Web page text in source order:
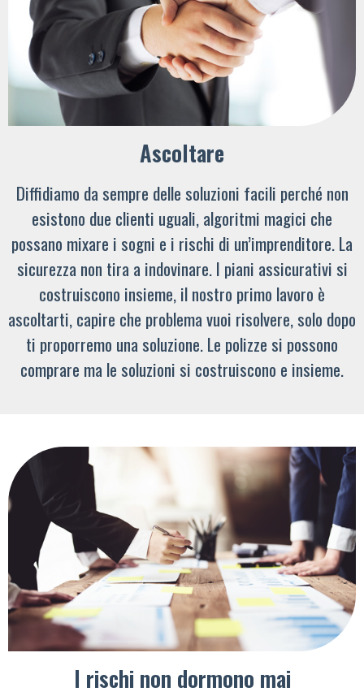
Ascoltare
Diffidiamo da sempre delle soluzioni facili perché non
esistono due clienti uguali, algoritmi magici che
possano mixare i sogni e i rischi di un’imprenditore. La
sicurezza non tira a indovinare. I piani assicurativi si
costruiscono insieme, il nostro primo lavoro è
ascoltarti, capire che problema vuoi risolvere, solo dopo
ti proporremo una soluzione. Le polizze si possono
comprare ma le soluzioni si costruiscono e insieme.
I rischi non dormono mai